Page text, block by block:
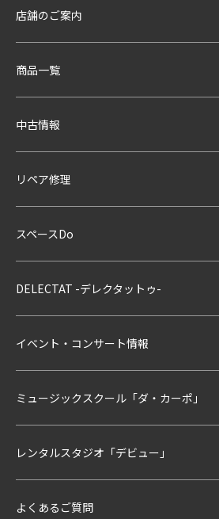
店舗のご案内
商品一覧
中古情報
リペア修理
スペースDo
DELECTAT -デレクタットゥ-
イベント・コンサート情報
ミュージックスクール「ダ・カーポ」
レンタルスタジオ「デビュー」
よくあるご質問